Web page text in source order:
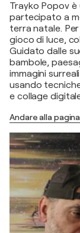
Trayko Popov
partecipato a
terra natale.
gioco di luce,
Guidato dalle
bambole,
immagini
usando
e collage
Andare alla